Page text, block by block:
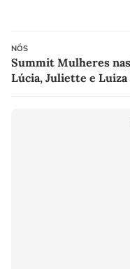
NÓS
Summit Mulheres
Lúcia, Juliette e Luiza